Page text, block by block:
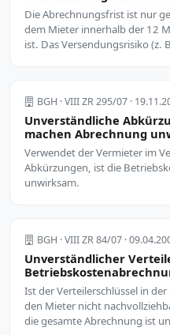
Die Abrechnungsfrist ist nur
dem Mieter innerhalb der 12
ist. Das Versendungsrisiko (z.
BGH · VIII ZR 295/07 ·
Unverständliche
machen Abrechnung
Verwendet der Vermieter im
Abkürzungen, ist die
unwirksam.
BGH · VIII ZR 84/07 ·
Unverständlicher
Ist der Verteilerschlüssel in
den Mieter nicht
die gesamte Abrechnung ist